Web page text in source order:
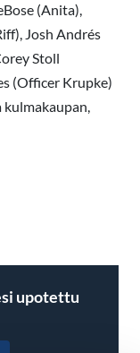
(Anita),
Josh Andrés
Stoll
(Officer Krupke)
kulmakaupan,
upotettu